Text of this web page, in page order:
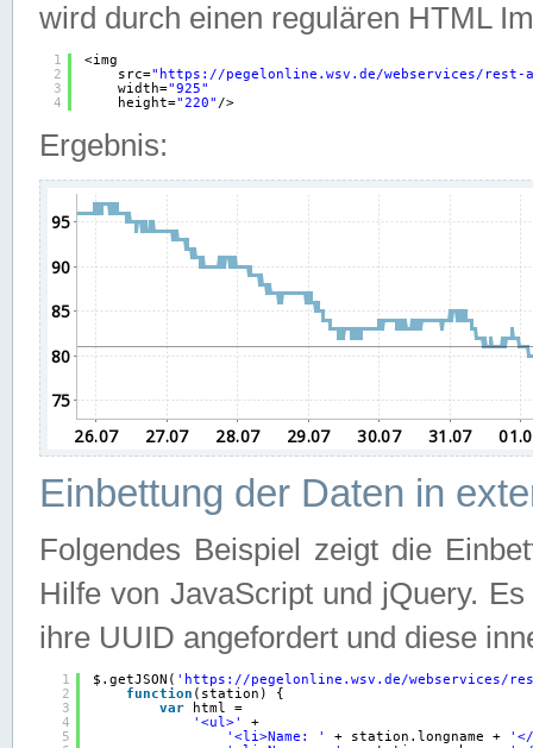
wird durch einen regulären HTML
1
2
3
4
<img
src=" https://pegelonline.wsv.de/webservices/rest-
width="925"
height="220" />
Ergebnis:
Einbettung der Daten in
Folgendes Beispiel zeigt die
Hilfe von JavaScript und jQuery.
ihre UUID angefordert und diese
1
2
3
4
5
$.getJSON( ' https://pegelonline.wsv.de/webservices/
function (station) {
var
html =
'<ul>'
+
'<li>Name: '
+ station.longname +